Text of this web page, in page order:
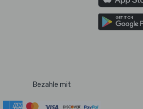
Bezahle mit